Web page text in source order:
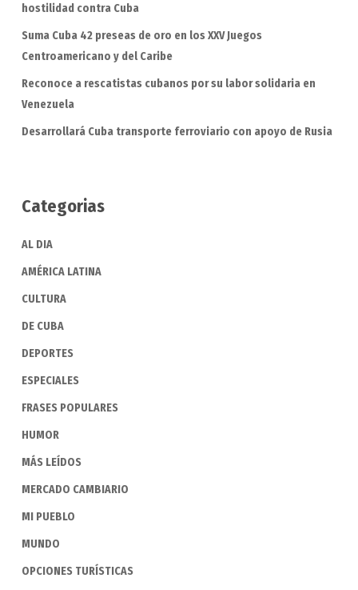
hostilidad contra Cuba
Suma Cuba 42 preseas de oro en los XXV Juegos
Centroamericano y del Caribe
Reconoce a rescatistas cubanos por su labor solidaria en
Venezuela
Desarrollará Cuba transporte ferroviario con apoyo de Rusia
Categorias
AL DIA
AMÉRICA LATINA
CULTURA
DE CUBA
DEPORTES
ESPECIALES
FRASES POPULARES
HUMOR
MÁS LEÍDOS
MERCADO CAMBIARIO
MI PUEBLO
MUNDO
OPCIONES TURÍSTICAS